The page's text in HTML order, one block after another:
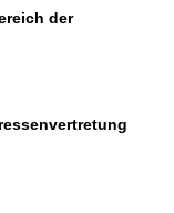
der